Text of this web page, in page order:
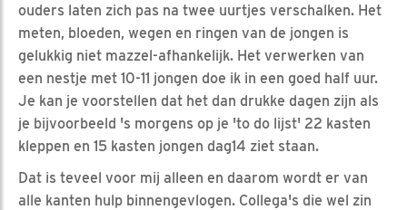
ouders laten zich pas na twee uurtjes verschalken. Het
meten, bloeden, wegen en ringen van de jongen is
gelukkig niet mazzel-afhankelijk. Het verwerken van
een nestje met 10-11 jongen doe ik in een goed half uur.
Je kan je voorstellen dat het dan drukke dagen zijn als
je bijvoorbeeld 's morgens op je 'to do lijst' 22 kasten
kleppen en 15 kasten jongen dag14 ziet staan.
Dat is teveel voor mij alleen en daarom wordt er van
alle kanten hulp binnengevlogen. Collega's die wel zin